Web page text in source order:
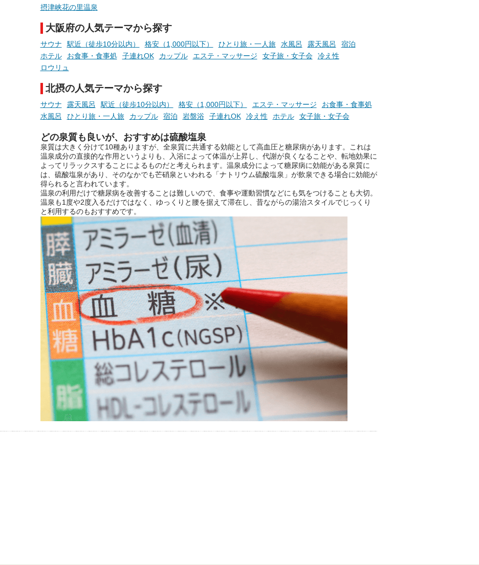
お風呂でリラックスしているか
の本音。
そんな心のつぶやきを、湯あが
りの温まった心のまま相談でき
たら素敵ですよね。
ニフティ温泉の「占いベンチ」
は、そんなあなたの心のつぶや
きをプロの占い師に相談するこ
とができるサービスです。
おふろパス会員様なら、この特
別なひとときを「毎月10分無
料」でご利用いただけます。
お湯で体がほぐれたら、次は占
い師さんとお話しして、心もほ
ぐしてみませんか？
つ、万人におすすめしたい施設
を厳選しました。
チェックしてください！
のPR記事です。
摂津峡花の里温泉
大阪府の人気テーマから探す
サウナ 駅近（徒歩10分以内） 格安（1,000円以下） ひとり旅・一人旅 水風呂 露天風呂
宿泊
ホテル
お食事・食事処 子連れOK カップル エステ・マッサージ 女子旅・女子会
冷え性
ロウリュ
北摂の人気テーマから探す
サウナ 露天風呂 駅近（徒歩10分以内） 格安（1,000円以下） エステ・マッサージ
お食事・食事処
水風呂
ひとり旅・一人旅 カップル 宿泊 岩盤浴 子連れOK 冷え性 ホテル 女子旅・女子会
どの泉質も良いが、おすすめは硫酸塩泉
泉質は大きく分けて10種ありますが、全泉質に共通する効能として高血圧と糖尿病があります。これは
温泉成分の直接的な作用というよりも、入浴によって体温が上昇し、代謝が良くなることや、転地効果に
よってリラックスすることによるものだと考えられます。温泉成分によって糖尿病に効能がある泉質に
は、硫酸塩泉があり、そのなかでも芒硝泉といわれる「ナトリウム硫酸塩泉」が飲泉できる場合に効能が
得られると言われています。
温泉の利用だけで糖尿病を改善することは難しいので、食事や運動習慣などにも気をつけることも大切。
温泉も1度や2度入るだけではなく、ゆっくりと腰を据えて滞在し、昔ながらの湯治スタイルでじっくり
と利用するのもおすすめです。